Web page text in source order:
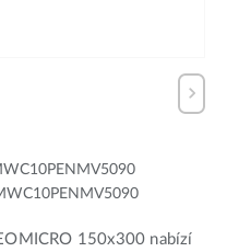
150x300 nabízí